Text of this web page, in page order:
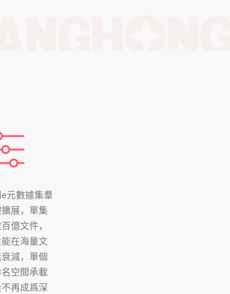
元數據集羣
展，單集
億文件，
在海量文
減，單個
空間承載
再成爲深